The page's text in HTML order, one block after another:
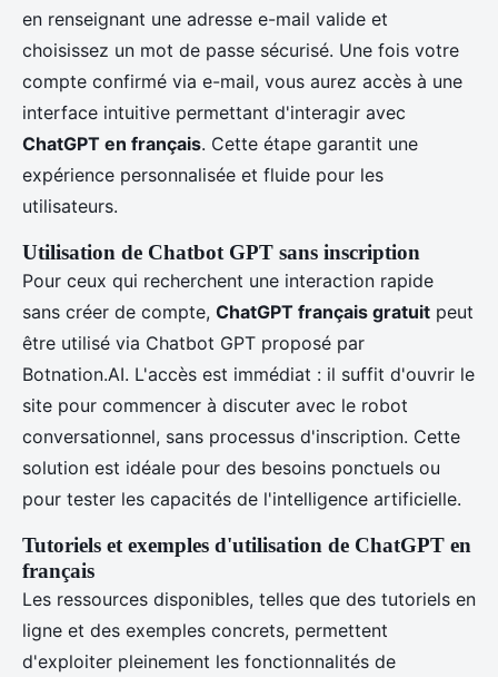
en renseignant une adresse e-mail valide et
choisissez un mot de passe sécurisé. Une fois votre
compte confirmé via e-mail, vous aurez accès à une
interface intuitive permettant d'interagir avec
ChatGPT en français. Cette étape garantit une
expérience personnalisée et fluide pour les
utilisateurs.
Utilisation de Chatbot GPT sans inscription
Pour ceux qui recherchent une interaction rapide
sans créer de compte, ChatGPT français gratuit peut
être utilisé via Chatbot GPT proposé par
Botnation.AI. L'accès est immédiat : il suffit d'ouvrir le
site pour commencer à discuter avec le robot
conversationnel, sans processus d'inscription. Cette
solution est idéale pour des besoins ponctuels ou
pour tester les capacités de l'intelligence artificielle.
Tutoriels et exemples d'utilisation de ChatGPT en
français
Les ressources disponibles, telles que des tutoriels en
ligne et des exemples concrets, permettent
d'exploiter pleinement les fonctionnalités de